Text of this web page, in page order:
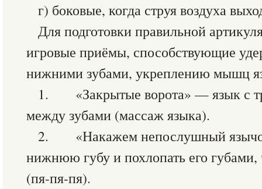
г) боковые, когда струя воздуха
Для подготовки правильной
игровые приёмы, способствующие
нижними зубами, укреплению мышц
1. «Закрытые ворота» — язык с
между зубами (массаж языка).
2. «Накажем непослушный
нижнюю губу и похлопать его
(пя-пя-пя).